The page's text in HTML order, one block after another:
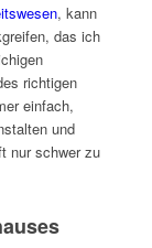
, kann
das ich
richtigen
einfach,
und
nur schwer zu